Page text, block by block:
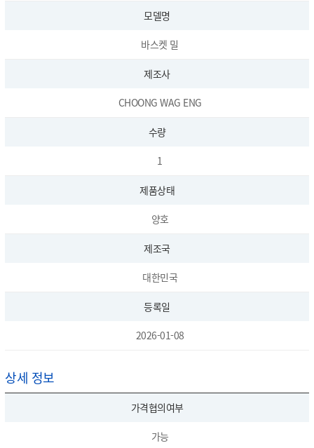
모델명
바스켓 밀
제조사
CHOONG WAG ENG
수량
1
제품상태
양호
제조국
대한민국
등록일
2026-01-08
상세 정보
가격협의여부
가능